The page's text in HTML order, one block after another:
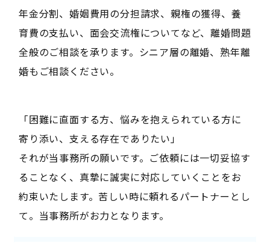
年金分割、婚姻費用の分担請求、親権の獲得、養
育費の支払い、面会交流権についてなど、離婚問題
全般のご相談を承ります。シニア層の離婚、熟年離
婚もご相談ください。
「困難に直面する方、悩みを抱えられている方に
寄り添い、支える存在でありたい」
それが当事務所の願いです。ご依頼には一切妥協す
ることなく、真摯に誠実に対応していくことをお
約束いたします。苦しい時に頼れるパートナーとし
て。当事務所がお力となります。